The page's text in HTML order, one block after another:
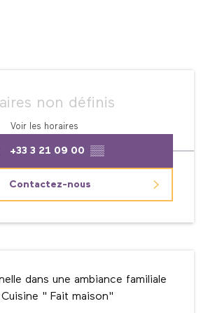
favoris
non définis
Voir les horaires
+33 3 21 09 00 ▒▒
Contactez-nous
dans une ambiance familiale
" Fait maison"